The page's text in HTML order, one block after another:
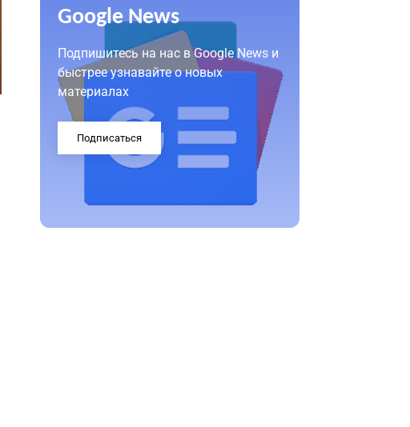
Google News
Подпишитесь на нас в Google News и
быстрее узнавайте о новых
материалах
Подписаться